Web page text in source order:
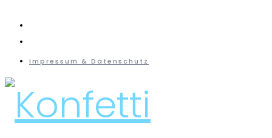
Impressum & Datenschutz